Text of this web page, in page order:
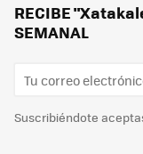
RECIBE
SEMANAL
Suscribiéndote